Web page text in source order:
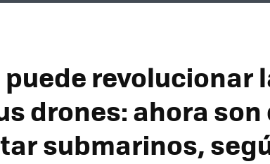
puede revolucionar
drones: ahora
submarinos,